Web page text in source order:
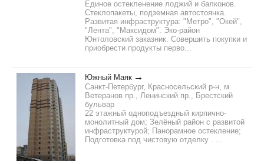
Единое остекленение лоджий и балконов.
Стеклопакеты, подземная автостоянка.
Развитая инфраструктура: "Метро", "Окей",
"Лента", "Максидом". Эко-район
Юнтоловский заказник. Совершить покупки и
приобрести продукты перво...
Южный Маяк
Санкт-Петербург, Красносельский р-н, м.
Ветеранов пр., Ленинский пр., Брестский
бульвар
22 этажный одноподъездный кирпично-
монолитный дом; Зелёный район с развитой
инфраструктурой; Панорамное остекление;
Подготовка под чистовую отделку . ...